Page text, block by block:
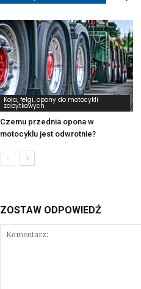
Koła, felgi, opony do motocykli
zabytkowych
Czemu przednia opona w
motocyklu jest odwrotnie?
ZOSTAW ODPOWIEDŹ